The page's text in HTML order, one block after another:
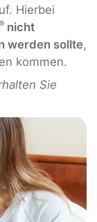
Hierbei
nicht
werden sollte,
kommen.
Sie